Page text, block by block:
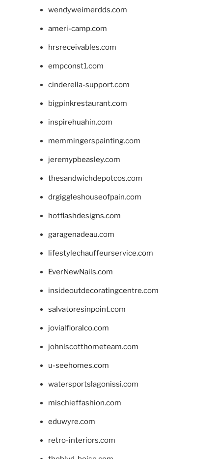
wendyweimerdds.com
ameri-camp.com
hrsreceivables.com
empconst1.com
cinderella-support.com
bigpinkrestaurant.com
inspirehuahin.com
memmingerspainting.com
jeremypbeasley.com
thesandwichdepotcos.com
drgiggleshouseofpain.com
hotflashdesigns.com
garagenadeau.com
lifestylechauffeurservice.com
EverNewNails.com
insideoutdecoratingcentre.com
salvatoresinpoint.com
jovialfloralco.com
johnlscotthometeam.com
u-seehomes.com
watersportslagonissi.com
mischieffashion.com
eduwyre.com
retro-interiors.com